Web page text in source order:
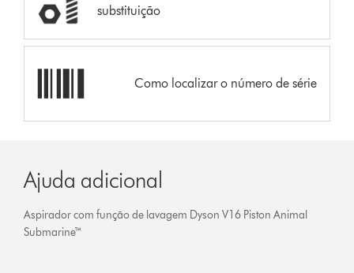
substituição
Como localizar o número de série
Ajuda adicional
Aspirador com função de lavagem Dyson V16 Piston Animal
Submarine™